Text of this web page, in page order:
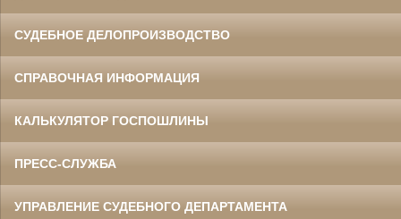
СУДЕБНОЕ ДЕЛОПРОИЗВОДСТВО
СПРАВОЧНАЯ ИНФОРМАЦИЯ
КАЛЬКУЛЯТОР ГОСПОШЛИНЫ
ПРЕСС-СЛУЖБА
УПРАВЛЕНИЕ СУДЕБНОГО ДЕПАРТАМЕНТА